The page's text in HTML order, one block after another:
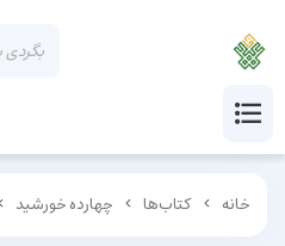
خانه کتاب‌ها چهارده خورشید